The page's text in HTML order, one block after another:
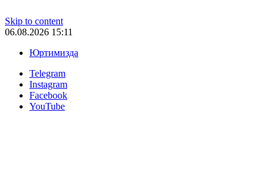
Skip to content
06.08.2026 15:11
Юртимизда
Telegram
Instagram
Facebook
YouTube